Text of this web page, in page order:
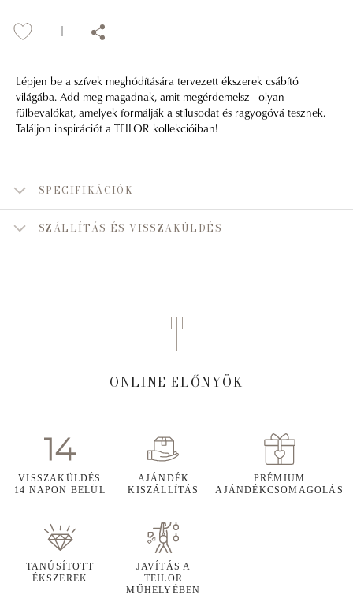
Lépjen be a szívek meghódítására tervezett ékszerek csábító
világába. Add meg magadnak, amit megérdemelsz - olyan
fülbevalókat, amelyek formálják a stílusodat és ragyogóvá tesznek.
Találjon inspirációt a TEILOR kollekcióiban!
SPECIFIKÁCIÓK
SZÁLLÍTÁS ÉS VISSZAKÜLDÉS
ONLINE ELŐNYÖK
VISSZAKÜLDÉS
14 NAPON BELÜL
AJÁNDÉK
KISZÁLLÍTÁS
PRÉMIUM
AJÁNDÉKCSOMAGOLÁS
TANÚSÍTOTT
ÉKSZEREK
JAVÍTÁS A
TEILOR
MŰHELYÉBEN